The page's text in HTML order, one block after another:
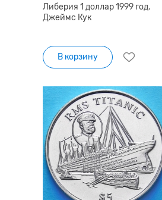
Либерия 1 доллар 1999 год.
Джеймс Кук
В корзину